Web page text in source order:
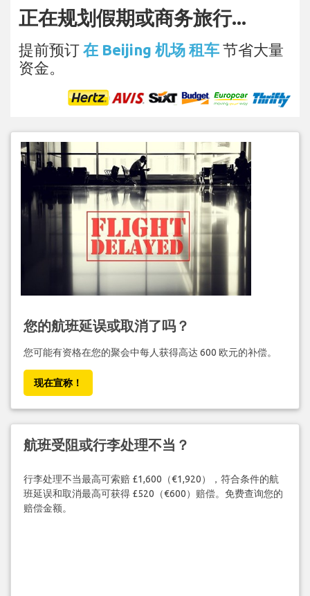
正在规划假期或商务旅行...
提前预订 在 Beijing 机场 租车 节省大量
资金。
您的航班延误或取消了吗？
您可能有资格在您的聚会中每人获得高达 600 欧元的补偿。
现在宣称！
航班受阻或行李处理不当？
行李处理不当最高可索赔 £1,600（€1,920），符合条件的航
班延误和取消最高可获得 £520（€600）赔偿。免费查询您的
赔偿金额。